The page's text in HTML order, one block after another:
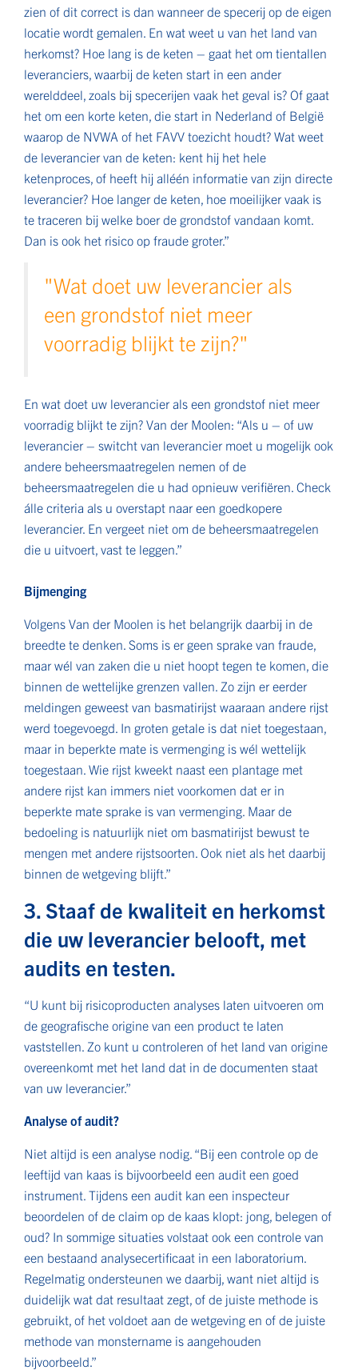
zien of dit correct is dan wanneer de specerij op de eigen
locatie wordt gemalen. En wat weet u van het land van
herkomst? Hoe lang is de keten – gaat het om tientallen
leveranciers, waarbij de keten start in een ander
werelddeel, zoals bij specerijen vaak het geval is? Of gaat
het om een korte keten, die start in Nederland of België
waarop de NVWA of het FAVV toezicht houdt? Wat weet
de leverancier van de keten: kent hij het hele
ketenproces, of heeft hij alléén informatie van zijn directe
leverancier? Hoe langer de keten, hoe moeilijker vaak is
te traceren bij welke boer de grondstof vandaan komt.
Dan is ook het risico op fraude groter.”
"Wat doet uw leverancier als
een grondstof niet meer
voorradig blijkt te zijn?"
En wat doet uw leverancier als een grondstof niet meer
voorradig blijkt te zijn? Van der Moolen: “Als u – of uw
leverancier – switcht van leverancier moet u mogelijk ook
andere beheersmaatregelen nemen of de
beheersmaatregelen die u had opnieuw verifiëren. Check
álle criteria als u overstapt naar een goedkopere
leverancier. En vergeet niet om de beheersmaatregelen
die u uitvoert, vast te leggen.”
Bijmenging
Volgens Van der Moolen is het belangrijk daarbij in de
breedte te denken. Soms is er geen sprake van fraude,
maar wél van zaken die u niet hoopt tegen te komen, die
binnen de wettelijke grenzen vallen. Zo zijn er eerder
meldingen geweest van basmatirijst waaraan andere rijst
werd toegevoegd. In groten getale is dat niet toegestaan,
maar in beperkte mate is vermenging is wél wettelijk
toegestaan. Wie rijst kweekt naast een plantage met
andere rijst kan immers niet voorkomen dat er in
beperkte mate sprake is van vermenging. Maar de
bedoeling is natuurlijk niet om basmatirijst bewust te
mengen met andere rijstsoorten. Ook niet als het daarbij
binnen de wetgeving blijft.”
3. Staaf de kwaliteit en herkomst
die uw leverancier belooft, met
audits en testen.
“U kunt bij risicoproducten analyses laten uitvoeren om
de geografische origine van een product te laten
vaststellen. Zo kunt u controleren of het land van origine
overeenkomt met het land dat in de documenten staat
van uw leverancier.”
Analyse of audit?
Niet altijd is een analyse nodig. “Bij een controle op de
leeftijd van kaas is bijvoorbeeld een audit een goed
instrument. Tijdens een audit kan een inspecteur
beoordelen of de claim op de kaas klopt: jong, belegen of
oud? In sommige situaties volstaat ook een controle van
een bestaand analysecertificaat in een laboratorium.
Regelmatig ondersteunen we daarbij, want niet altijd is
duidelijk wat dat resultaat zegt, of de juiste methode is
gebruikt, of het voldoet aan de wetgeving en of de juiste
methode van monstername is aangehouden
bijvoorbeeld.”